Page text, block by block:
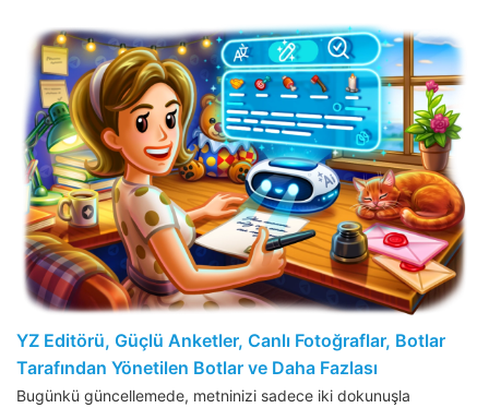
YZ Editörü, Güçlü Anketler, Canlı Fotoğraflar, Botlar
Tarafından Yönetilen Botlar ve Daha Fazlası
Bugünkü güncellemede, metninizi sadece iki dokunuşla